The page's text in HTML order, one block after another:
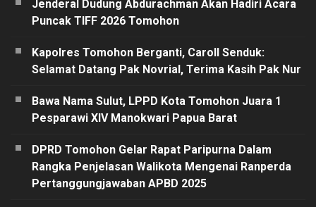
Jenderal Dudung Abdurachman Akan Hadiri Acara
Puncak TIFF 2026 Tomohon
Kapolres Tomohon Berganti, Caroll Senduk:
Selamat Datang Pak Novrial, Terima Kasih Pak Nur
Bawa Nama Sulut, LPPD Kota Tomohon Juara 1
Pesparawi XIV Manokwari Papua Barat
DPRD Tomohon Gelar Rapat Paripurna Dalam
Rangka Penjelasan Walikota Mengenai Ranperda
Pertanggungjawaban APBD 2025